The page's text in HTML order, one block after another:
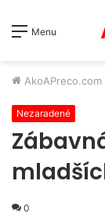
Menu
AkoAPreco.com
Nezaradené
0